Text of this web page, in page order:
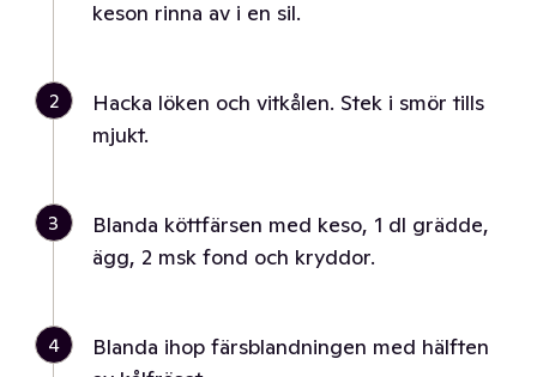
keson rinna av i en sil.
2
Hacka löken och vitkålen. Stek i smör tills
mjukt.
3
Blanda köttfärsen med keso, 1 dl grädde,
ägg, 2 msk fond och kryddor.
4
Blanda ihop färsblandningen med hälften